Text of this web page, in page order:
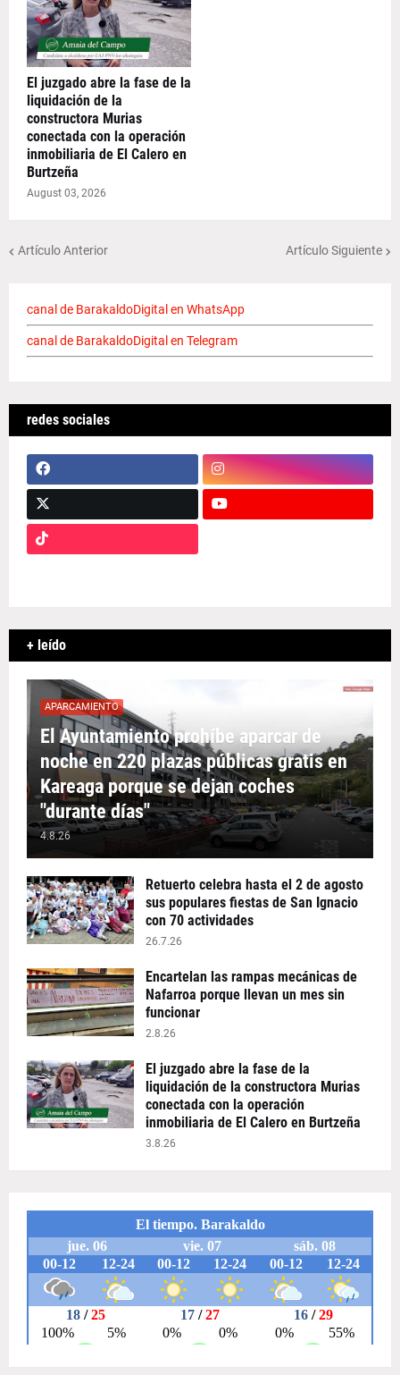
El juzgado abre la fase de la
liquidación de la
constructora Murias
conectada con la operación
inmobiliaria de El Calero en
Burtzeña
August 03, 2026
Artículo Anterior Artículo Siguiente
canal de BarakaldoDigital en WhatsApp
canal de BarakaldoDigital en Telegram
redes sociales
+ leído
APARCAMIENTO
El Ayuntamiento prohíbe aparcar de
noche en 220 plazas públicas gratis en
Kareaga porque se dejan coches
"durante días"
4.8.26
Retuerto celebra hasta el 2 de agosto
sus populares fiestas de San Ignacio
con 70 actividades
26.7.26
Encartelan las rampas mecánicas de
Nafarroa porque llevan un mes sin
funcionar
2.8.26
El juzgado abre la fase de la
liquidación de la constructora Murias
conectada con la operación
inmobiliaria de El Calero en Burtzeña
3.8.26